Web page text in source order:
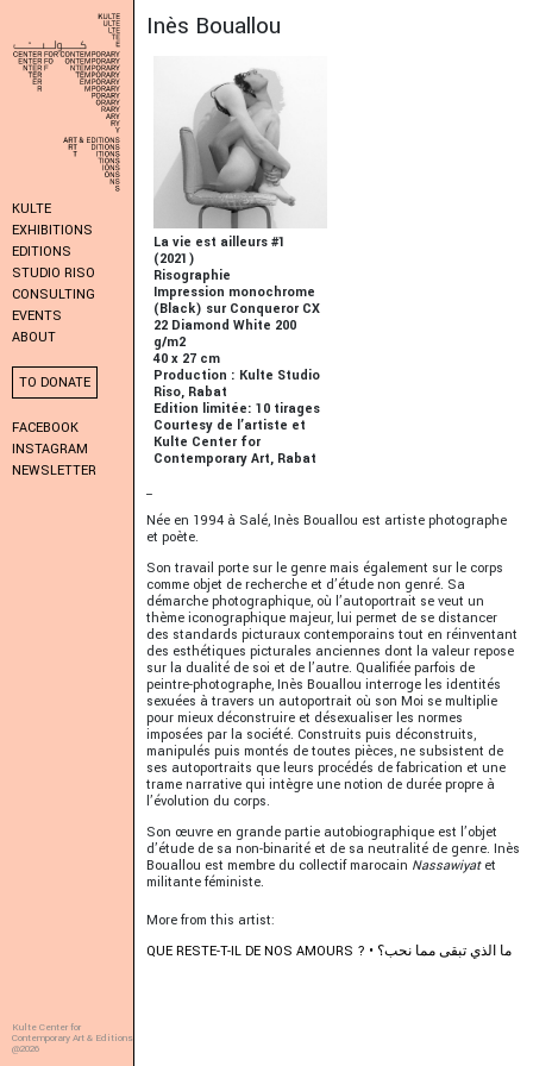
KULTE
EXHIBITIONS
EDITIONS
STUDIO RISO
CONSULTING
EVENTS
ABOUT
TO DONATE
FACEBOOK
INSTAGRAM
NEWSLETTER
Kulte Center for
Contemporary Art & Editions
@2026
Inès Bouallou
La vie est ailleurs #1
(2021)
Risographie
Impression monochrome
(Black) sur Conqueror CX
22 Diamond White 200
g/m2
40 x 27 cm
Production : Kulte Studio
Riso, Rabat
Edition limitée: 10 tirages
Courtesy de l’artiste et
Kulte Center for
Contemporary Art, Rabat
_
Née en 1994 à Salé, Inès Bouallou est artiste photographe
et poète.
Son travail porte sur le genre mais également sur le corps
comme objet de recherche et d’étude non genré. Sa
démarche photographique, où l’autoportrait se veut un
thème iconographique majeur, lui permet de se distancer
des standards picturaux contemporains tout en réinventant
des esthétiques picturales anciennes dont la valeur repose
sur la dualité de soi et de l’autre. Qualifiée parfois de
peintre-photographe, Inès Bouallou interroge les identités
sexuées à travers un autoportrait où son Moi se multiplie
pour mieux déconstruire et désexualiser les normes
imposées par la société. Construits puis déconstruits,
manipulés puis montés de toutes pièces, ne subsistent de
ses autoportraits que leurs procédés de fabrication et une
trame narrative qui intègre une notion de durée propre à
l’évolution du corps.
Son œuvre en grande partie autobiographique est l’objet
d’étude de sa non-binarité et de sa neutralité de genre. Inès
Bouallou est membre du collectif marocain Nassawiyat et
militante féministe.
More from this artist:
QUE RESTE-T-IL DE NOS AMOURS ? • ما الذي تبقى مما نحب؟